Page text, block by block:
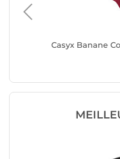
Casyx Banane